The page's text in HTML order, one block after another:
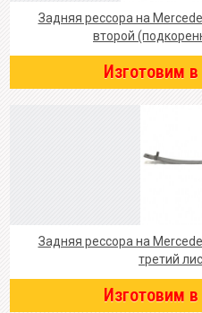
Задняя рессора на
второй
Изготовим
Задняя рессора на
третий
Изготовим